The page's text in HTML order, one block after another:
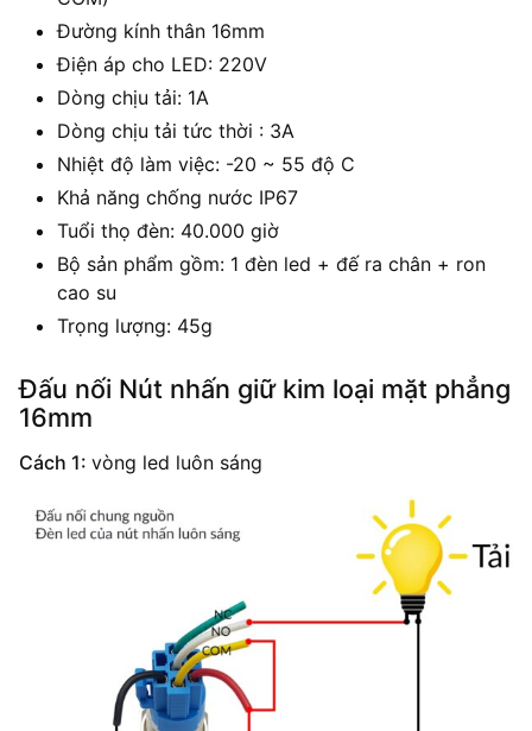
Đường kính thân 16mm
Điện áp cho LED: 220V
Dòng chịu tải: 1A
Dòng chịu tải tức thời : 3A
Nhiệt độ làm việc: -20 ~ 55 độ C
Khả năng chống nước IP67
Tuổi thọ đèn: 40.000 giờ
Bộ sản phẩm gồm: 1 đèn led + đế ra chân + ron
cao su
Trọng lượng: 45g
Đấu nối Nút nhấn giữ kim loại mặt phẳng
16mm
Cách 1: vòng led luôn sáng